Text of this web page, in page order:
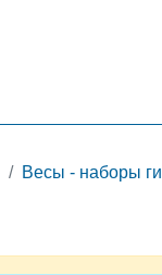
Весы - наборы